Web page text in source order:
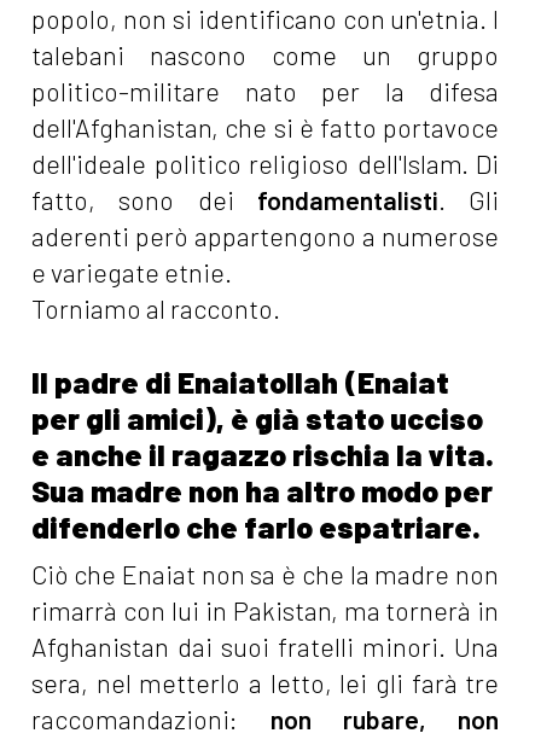
popolo, non si identificano con un'etnia. I
talebani nascono come un gruppo
politico-militare nato per la difesa
dell'Afghanistan, che si è fatto portavoce
dell'ideale politico religioso dell'Islam. Di
fatto, sono dei fondamentalisti. Gli
aderenti però appartengono a numerose
e variegate etnie.
Torniamo al racconto.
Il padre di Enaiatollah (Enaiat
per gli amici), è già stato ucciso
e anche il ragazzo rischia la vita.
Sua madre non ha altro modo per
difenderlo che farlo espatriare.
Ciò che Enaiat non sa è che la madre non
rimarrà con lui in Pakistan, ma tornerà in
Afghanistan dai suoi fratelli minori. Una
sera, nel metterlo a letto, lei gli farà tre
raccomandazioni: non rubare, non